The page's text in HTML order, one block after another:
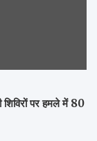
पर हमले में 80